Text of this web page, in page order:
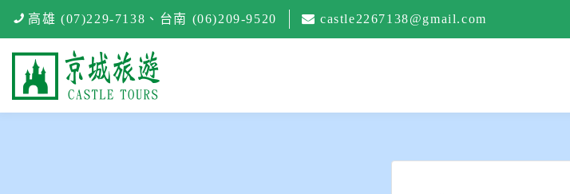
高雄 (07)229-7138 、 台南 (06)209-9520 castle2267138@gmail.com